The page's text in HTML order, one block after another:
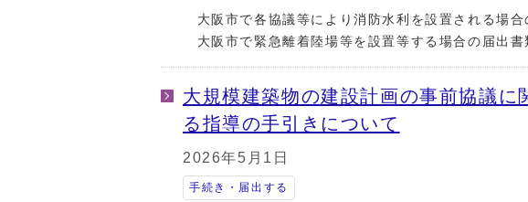
大阪市で各協議等により消防水利を設置される場合
大阪市で緊急離着陸場等を設置等する場合の届出書
大規模建築物の建設計画の事前協議に
る指導の手引きについて
2026年5月1日
手続き・届出する